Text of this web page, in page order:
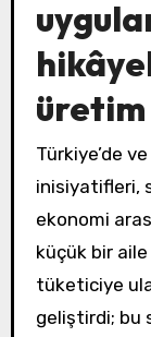
Türkiye’de
inisiyatifleri,
ekonomi
küçük bir
tüketiciye
geliştirdi; bu